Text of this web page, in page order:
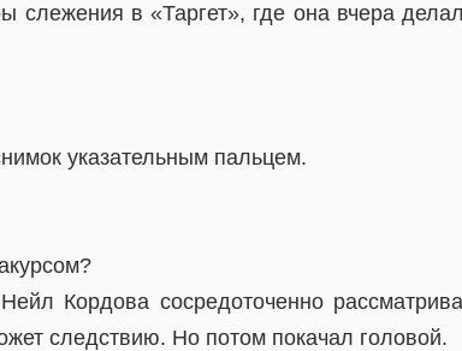
в «Таргет», где она вчера
указательным пальцем.
Кордова сосредоточенно
следствию. Но потом покачал головой.